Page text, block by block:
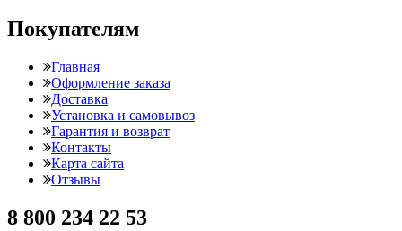
Покупателям
Главная
Оформление заказа
Доставка
Установка и самовывоз
Гарантия и возврат
Контакты
Карта сайта
Отзывы
8 800 234 22 53